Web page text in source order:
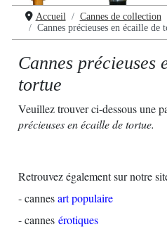
Accueil
Cannes de collection
Cannes précieuses en écaille de
Cannes précieuses
tortue
Veuillez trouver ci-dessous une
précieuses en écaille de tortue.
Retrouvez également sur notre
- cannesart populaire
- cannes érotiques